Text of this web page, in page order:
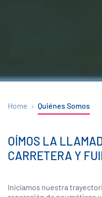
Home Quiénes Somos
OÍMOS LA
CARRETERA Y
Iniciamos nuestra